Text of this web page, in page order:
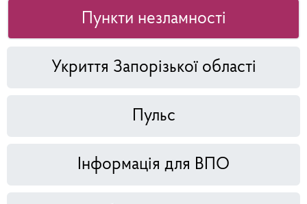
Пункти незламності
Укриття Запорізької області
Пульс
Інформація для ВПО